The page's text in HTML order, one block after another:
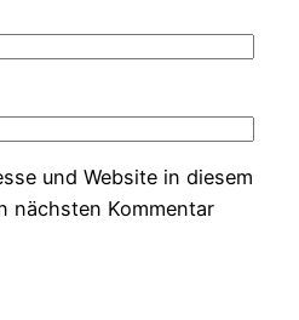
und Website in diesem
nächsten Kommentar